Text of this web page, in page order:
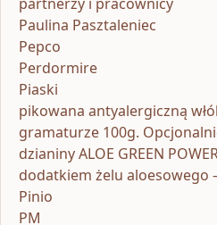
Paulina Pasztaleniec
Pepco
Perdormire
Piaski
pikowana antyalergiczną
gramaturze 100g.
dzianiny ALOE GREEN
dodatkiem żelu aloesowego
Pinio
PM